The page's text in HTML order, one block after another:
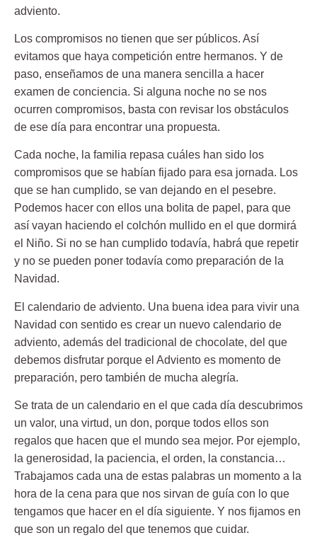
adviento.
Los compromisos no tienen que ser públicos. Así
evitamos que haya competición entre hermanos. Y de
paso, enseñamos de una manera sencilla a hacer
examen de conciencia. Si alguna noche no se nos
ocurren compromisos, basta con revisar los obstáculos
de ese día para encontrar una propuesta.
Cada noche, la familia repasa cuáles han sido los
compromisos que se habían fijado para esa jornada. Los
que se han cumplido, se van dejando en el pesebre.
Podemos hacer con ellos una bolita de papel, para que
así vayan haciendo el colchón mullido en el que dormirá
el Niño. Si no se han cumplido todavía, habrá que repetir
y no se pueden poner todavía como preparación de la
Navidad.
El calendario de adviento. Una buena idea para vivir una
Navidad con sentido es crear un nuevo calendario de
adviento, además del tradicional de chocolate, del que
debemos disfrutar porque el Adviento es momento de
preparación, pero también de mucha alegría.
Se trata de un calendario en el que cada día descubrimos
un valor, una virtud, un don, porque todos ellos son
regalos que hacen que el mundo sea mejor. Por ejemplo,
la generosidad, la paciencia, el orden, la constancia…
Trabajamos cada una de estas palabras un momento a la
hora de la cena para que nos sirvan de guía con lo que
tengamos que hacer en el día siguiente. Y nos fijamos en
que son un regalo del que tenemos que cuidar.